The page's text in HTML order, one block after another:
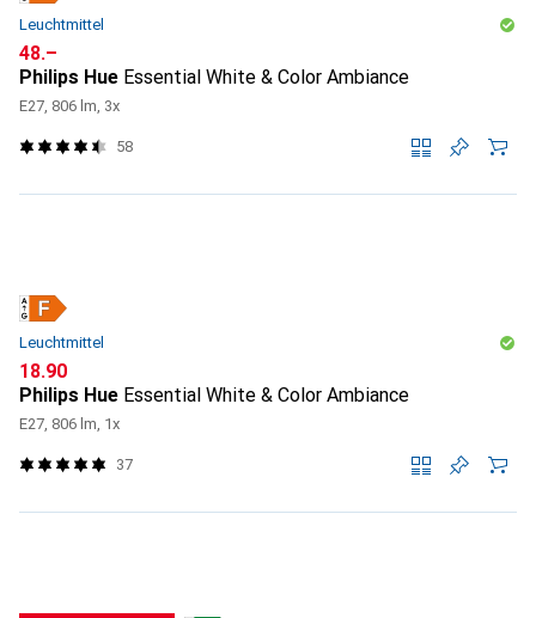
Leuchtmittel
CHF
48.–
Philips Hue Essential White & Color Ambiance
E27, 806 lm, 3x
58
Leuchtmittel
CHF
18.90
Philips Hue Essential White & Color Ambiance
E27, 806 lm, 1x
37